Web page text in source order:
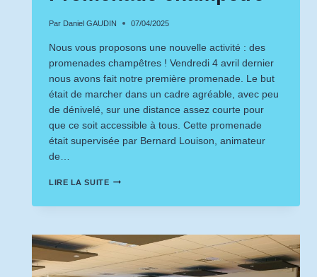
Par Daniel GAUDIN 07/04/2025
Nous vous proposons une nouvelle activité : des
promenades champêtres ! Vendredi 4 avril dernier
nous avons fait notre première promenade. Le but
était de marcher dans un cadre agréable, avec peu
de dénivelé, sur une distance assez courte pour
que ce soit accessible à tous. Cette promenade
était supervisée par Bernard Louison, animateur
de…
LIRE LA SUITEPROMENADE